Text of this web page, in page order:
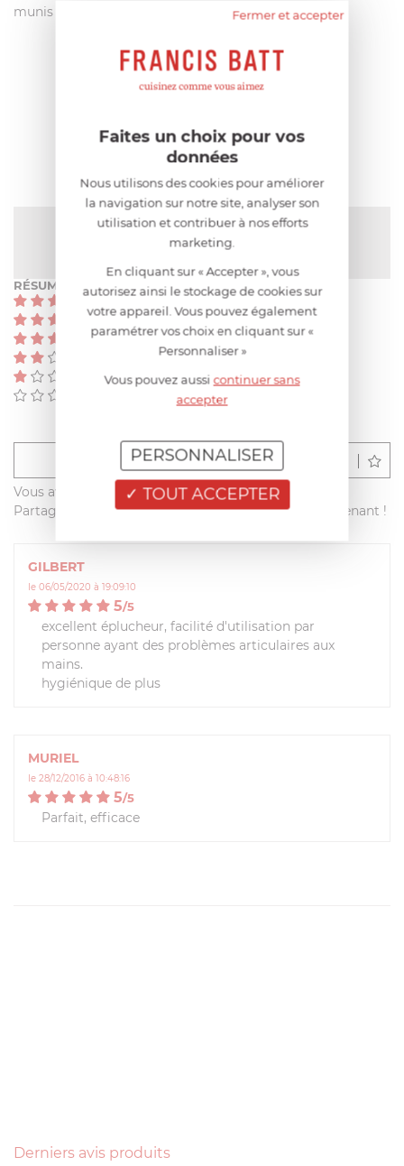
munis d'une pointe de lame et d'un talon arrondis.
AIDE AU CHOIX
AVIS CLIENT
NOTE MOYENNE
5/5(2 avis)
RÉSUMÉ
(0)
(0)
(0)
Déposer un avis
Vous avez acheté ce produit sur francisbatt.com ?
Partagez votre avis avec les autres clients dès maintenant !
GILBERT
le 06/05/2020 à 19:09:10
5/5
excellent éplucheur, facilité d'utilisation par
personne ayant des problèmes articulaires aux
mains.
hygiénique de plus
MURIEL
le 28/12/2016 à 10:48:16
5/5
Parfait, efficace
Derniers avis produits
Fermer et accepter
Faites un choix pour vos
données
Nous utilisons des cookies pour améliorer
la navigation sur notre site, analyser son
utilisation et contribuer à nos efforts
marketing.
En cliquant sur « Accepter », vous
autorisez ainsi le stockage de cookies sur
votre appareil. Vous pouvez également
paramétrer vos choix en cliquant sur «
Personnaliser »
Vous pouvez aussicontinuer sans
accepter
TOUT ACCEPTER
PERSONNALISER